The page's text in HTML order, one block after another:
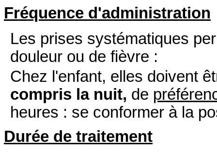
Fréquence d'administration
Les prises systématiques
douleur ou de fièvre :
Chez l'enfant, elles doivent
compris la nuit, de
heures : se conformer à la
Durée de traitement